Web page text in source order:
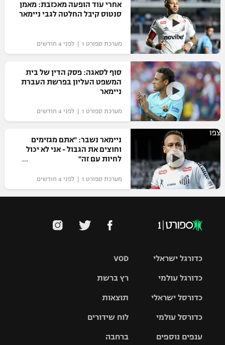
אחרי עוד הופעה מאכזבת: מאמן
סנטוס קיבל החלטה לגבי ניימאר
מערכת ספורט 1 | לפני 4 חודשים
סוף לסאגה: פסק הדין של בית
המשפט העליון בפרשת העברת
ניימאר
מערכת ספורט 1 | לפני 4 חודשים
צפו
ניימאר נשבר: "אתם מגזימים
וחוצים את הגבול - אני לא יכול
לחיות עם זה"
מערכת ספורט 1 | לפני 4 חודשים
VOD
רץ ברשת
תוצאות
לוח שידורים
ברחבה
כדורגל ישראלי
גביע הטוטו
כדורגל עולמי
האלופות
ליגה
כדורסל ישראלי
סל
כדורסל עולמי
ענפים נוספים